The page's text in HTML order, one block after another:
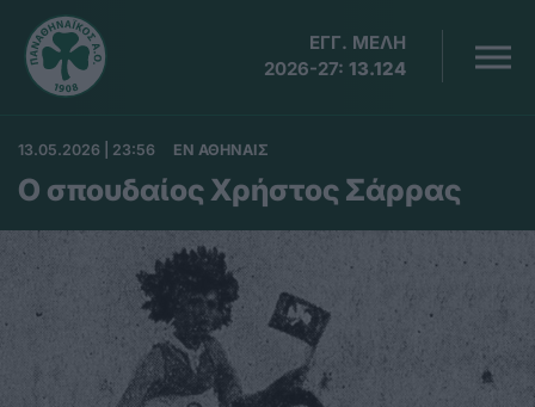
ΕΓΓ. ΜΕΛΗ
2026-27: 13.124
13.05.2026 | 23:56 EΝ ΑΘΗΝΑΙΣ
Ο σπουδαίος Χρήστος Σάρρας